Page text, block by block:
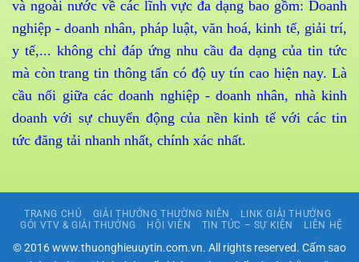
và ngoài nước về các lĩnh vực đa dạng bao gồm: Doanh
nghiệp - doanh nhân, pháp luật, văn hoá, kinh tế, giải trí,
y tế,... không chỉ đáp ứng nhu cầu đa dạng của tin tức
mà còn trang tin thông tấn có độ uy tín cao hiện nay. Là
cầu nối giữa các doanh nghiệp - doanh nhân, nhà kinh
doanh với sự chuyển động của nền kinh tế với các tin
tức đăng tải nhanh nhất, chính xác nhất.
TRANG CHỦ GIẢI THƯỞNG THƯỜNG NIÊN
LINK GIẢI THƯỞNG
GÓI VTV & GIẢI THƯỞNG
HỘI VIÊN TIN TỨC – SỰ KIỆN LIÊN HỆ
© 2016 www.thuonghieuuytin.com.vn. All rights reserved. Cấm sao